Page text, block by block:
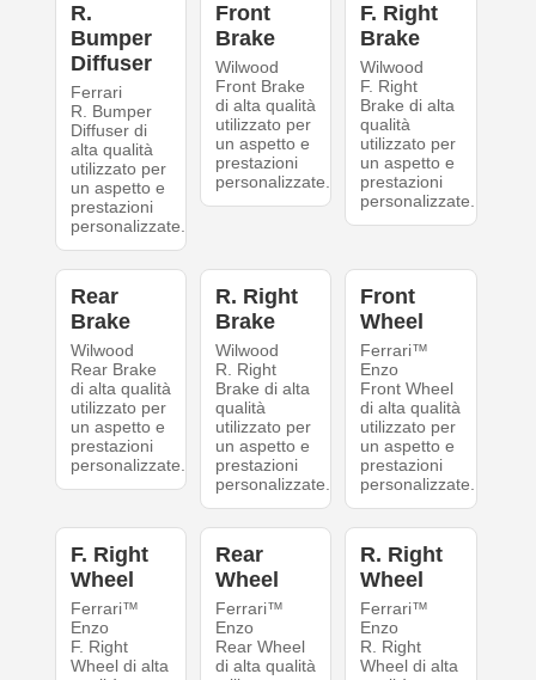
R.
Bumper
Diffuser
Ferrari
R. Bumper
Diffuser di
alta qualità
utilizzato per
un aspetto e
prestazioni
personalizzate.
Front
Brake
Wilwood
Front Brake
di alta qualità
utilizzato per
un aspetto e
prestazioni
personalizzate.
F. Right
Brake
Wilwood
F. Right
Brake di alta
qualità
utilizzato per
un aspetto e
prestazioni
personalizzate.
Rear
Brake
Wilwood
Rear Brake
di alta qualità
utilizzato per
un aspetto e
prestazioni
personalizzate.
R. Right
Brake
Wilwood
R. Right
Brake di alta
qualità
utilizzato per
un aspetto e
prestazioni
personalizzate.
Front
Wheel
Ferrari™
Enzo
Front Wheel
di alta qualità
utilizzato per
un aspetto e
prestazioni
personalizzate.
F. Right
Wheel
Ferrari™
Enzo
F. Right
Wheel di alta
Rear
Wheel
Ferrari™
Enzo
Rear Wheel
di alta qualità
R. Right
Wheel
Ferrari™
Enzo
R. Right
Wheel di alta